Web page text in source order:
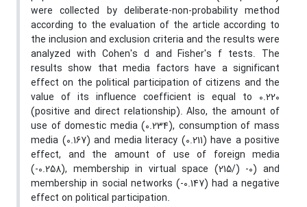
were collected by deliberate-non-probability method
according to the evaluation of the article according to
the inclusion and exclusion criteria and the results were
analyzed with Cohen's d and Fisher's f tests. The
results show that media factors have a significant
effect on the political participation of citizens and the
value of its influence coefficient is equal to 0.220
(positive and direct relationship). Also, the amount of
use of domestic media (0.234), consumption of mass
media (0.167) and media literacy (0.211) have a positive
effect, and the amount of use of foreign media
(-0.258), membership in virtual space (215/) -0) and
membership in social networks (-0.147) had a negative
effect on political participation.